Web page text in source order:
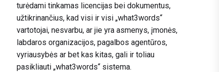
turėdami tinkamas licencijas bei dokumentus,
užtikrinančius, kad visi ir visi „what3words“
vartotojai, nesvarbu, ar jie yra asmenys, įmonės,
labdaros organizacijos, pagalbos agentūros,
vyriausybės ar bet kas kitas, gali ir toliau
pasikliauti „what3words“ sistema.